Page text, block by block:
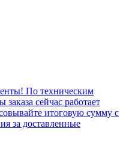
По техническим
сейчас работает
итоговую сумму с
за доставленные